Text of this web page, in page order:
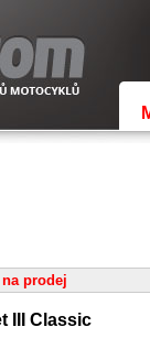
prodej
III Classic